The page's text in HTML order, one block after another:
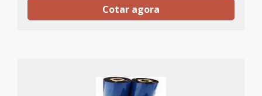
Cotar agora